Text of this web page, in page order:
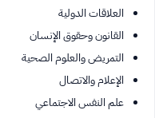
العلاقات الدولية
القانون وحقوق الإنسان
التمريض والعلوم الصحية
الإعلام والاتصال
علم النفس الاجتماعي